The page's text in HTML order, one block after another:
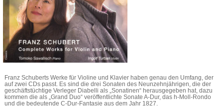
Franz Schuberts Werke für Violine und Klavier haben genau den Umfang, der
auf zwei CDs passt. Es sind die drei Sonaten des Neunzehnjährigen, die der
geschäftstüchtige Verleger Diabelli als „Sonatinen“ herausgegeben hat, dazu
kommen die als „Grand Duo“ veröffentlichte Sonate A-Dur, das h-Moll-Rondo
und die bedeutende C-Dur-Fantasie aus dem Jahr 1827.